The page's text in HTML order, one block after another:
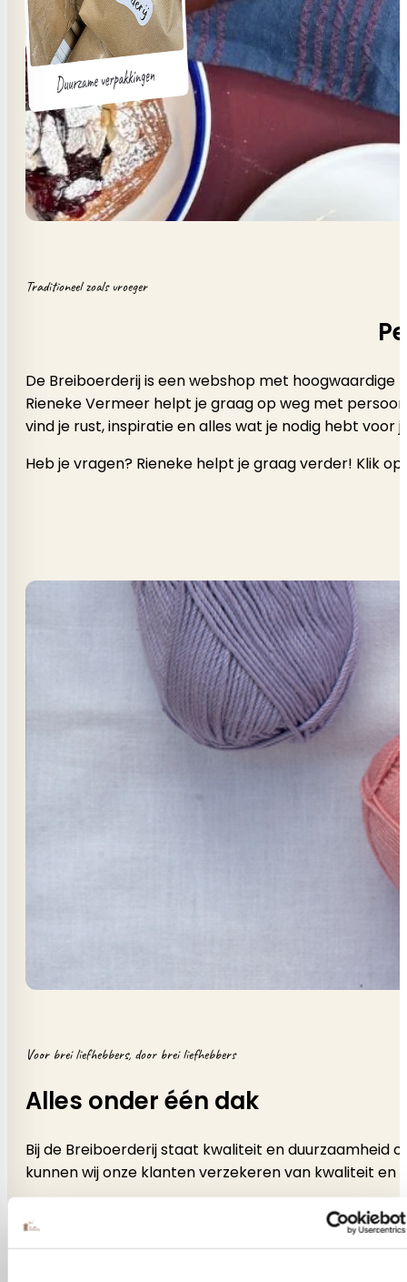
Traditioneel zoals vroeger
De Breiboerderij is een webshop met
Rieneke Vermeer helpt je graag op weg met
vind je rust, inspiratie en alles wat je nodig hebt voor
Heb je vragen? Rieneke helpt je graag verder! Klik
Voor brei liefhebbers, door brei liefhebbers
Alles onder één dak
Bij de Breiboerderij staat kwaliteit en duurzaamheid
kunnen wij onze klanten verzekeren van kwaliteit en
De eigenaresse Rieneke Vermeer heeft het
verzekerd van dat je al je brei-en haakproducten